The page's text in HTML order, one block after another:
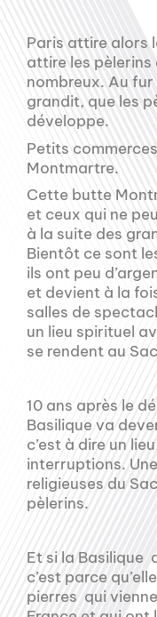
Paris attire alors
attire les pèlerins
nombreux. Au fur
grandit, que les
développe.
Petits
Montmartre.
Cette butte
et ceux qui ne
à la suite des
Bientôt ce sont
ils ont peu
et devient à la
salles de
un lieu spirituel
se rendent au
10 ans après le
Basilique va
c’est à dire un
interruptions.
religieuses du
pèlerins.
Et si la Basilique
c’est parce
pierres qui